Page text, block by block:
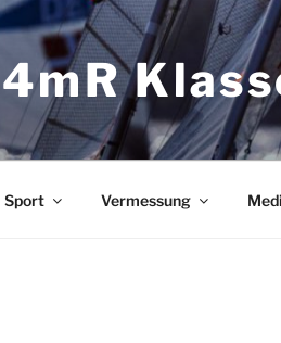
Sport Vermessung